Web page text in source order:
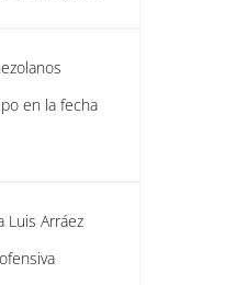
en la fecha
Luis Arráez